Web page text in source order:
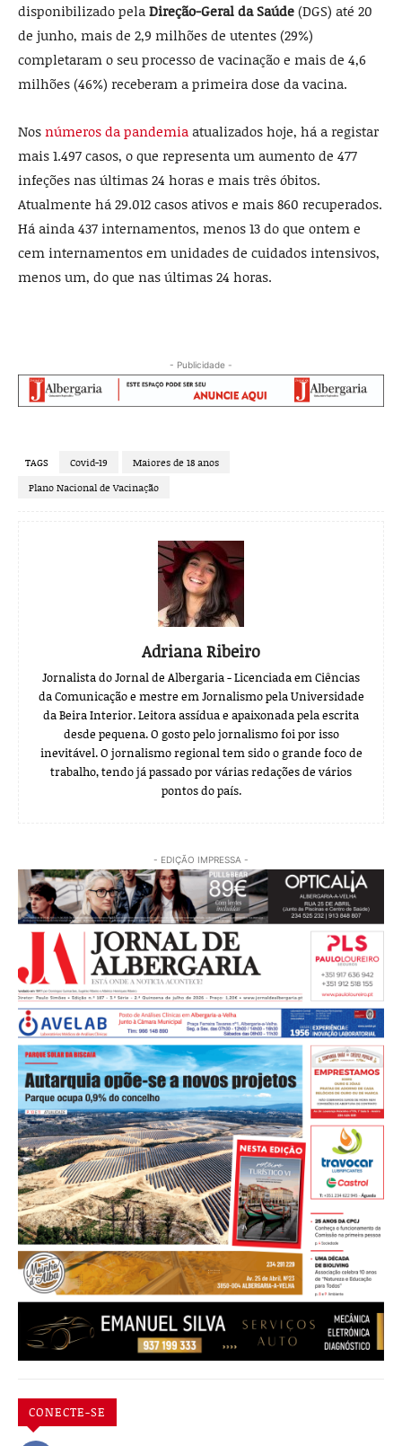
disponibilizado pela Direção-Geral da Saúde (DGS) até 20
de junho, mais de 2,9 milhões de utentes (29%)
completaram o seu processo de vacinação e mais de 4,6
milhões (46%) receberam a primeira dose da vacina.
Nos números da pandemia atualizados hoje, há a registar
mais 1.497 casos, o que representa um aumento de 477
infeções nas últimas 24 horas e mais três óbitos.
Atualmente há 29.012 casos ativos e mais 860 recuperados.
Há ainda 437 internamentos, menos 13 do que ontem e
cem internamentos em unidades de cuidados intensivos,
menos um, do que nas últimas 24 horas.
- Publicidade -
TAGS Covid-19
Maiores de 18 anos
Plano Nacional de Vacinação
Adriana Ribeiro
Jornalista do Jornal de Albergaria - Licenciada em Ciências
da Comunicação e mestre em Jornalismo pela Universidade
da Beira Interior. Leitora assídua e apaixonada pela escrita
desde pequena. O gosto pelo jornalismo foi por isso
inevitável. O jornalismo regional tem sido o grande foco de
trabalho, tendo já passado por várias redações de vários
pontos do país.
- EDIÇÃO IMPRESSA -
CONECTE-SE